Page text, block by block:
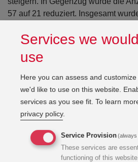
57 auf 21 reduziert. Insgesamt
Umwidmung ergab sich ein
3-geschossiger Zubau
Der zusätzliche Raumbedarf wurde
dreigeschossigen Zubau auf
Nutzfläche von ca. 4.800 m² (NF
Verkehrsflächen und
Umbauten des
Services we
use
Here you can assess and
we'd like to use on this website.
services as you see fit. To learn
privacy policy.
Service Provision(always
These services are
functioning of this